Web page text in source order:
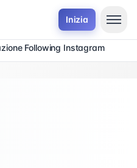
Inizia
Following Instagram